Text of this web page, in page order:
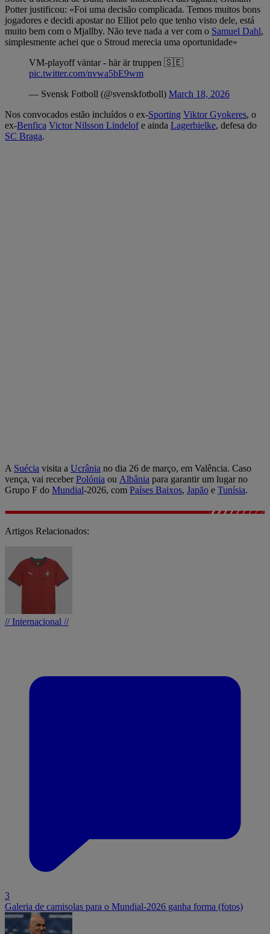
Potter justificou: «Foi uma decisão complicada. Temos muitos bons
jogadores e decidi apostar no Elliot pelo que tenho visto dele, está
muito bem com o Mjallby. Não teve nada a ver com o Samuel Dahl,
simplesmente achei que o Stroud merecia uma oportunidade»
VM-playoff väntar - här är truppen 🇸🇪
pic.twitter.com/nvwa5bE9wm
— Svensk Fotboll (@svenskfotboll) March 18, 2026
Nos convocados estão incluídos o ex-Sporting Viktor Gyokeres, o
ex-Benfica Victor Nilsson Lindelofe ainda Lagerbielke, defesa do
SC Braga.
A Suécia visita a Ucrânia no dia 26 de março, em Valência. Caso
vença, vai receberPolónia ou Albânia para garantir um lugar no
Grupo F do Mundial-2026, com Países Baixos, Japão e Tunísia.
Artigos Relacionados:
// Internacional //
3
Galeria de camisolas para o Mundial-2026 ganha forma (fotos)